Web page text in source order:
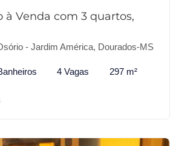
Venda com 3 quartos,
- Jardim América, Dourados-MS
4 Vagas 297 m²